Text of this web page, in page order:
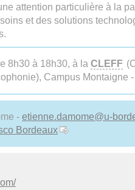
attention particulière à la
et des solutions
8h30 à 18h30, à la CLEFF
Campus Montaigne
- etienne.damome@u-
Bordeaux